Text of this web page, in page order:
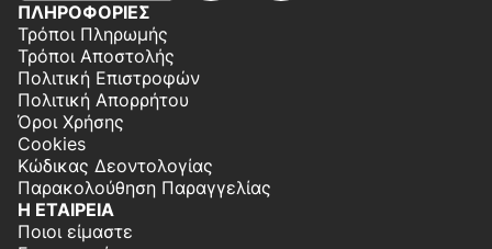
ΠΛΗΡΟΦΟΡΙΕΣ
Τρόποι Πληρωμής
Τρόποι Αποστολής
Πολιτική Επιστροφών
Πολιτική Απορρήτου
Όροι Χρήσης
Cookies
Κώδικας Δεοντολογίας
Παρακολούθηση Παραγγελίας
Η ΕΤΑΙΡΕΙΑ
Ποιοι είμαστε